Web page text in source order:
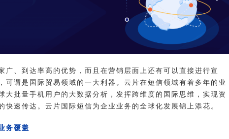
广、到达率高的优势，而且在营销层面上还有可以直接进行宣
可谓是国际贸易领域的一大利器。云片在短信领域有着多年的业
大批量手机用户的大数据分析，发挥跨维度的国际思维，实现资
快速传达。云片国际短信为企业业务的全球化发展锦上添花。
务覆盖